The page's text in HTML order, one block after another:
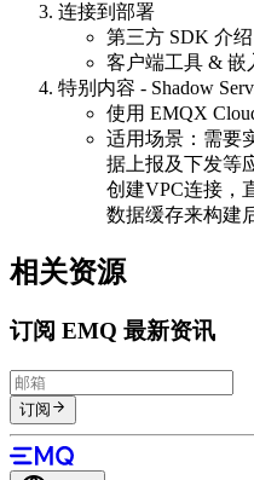
连接到部署
第三方 SDK 介绍
客户端工具 & 嵌
特别内容 - Shadow
使用 EMQX
适用场景：需要
据上报及下发等
创建VPC连接，
数据缓存来构建
相关资源
订阅 EMQ 最新资讯
订阅